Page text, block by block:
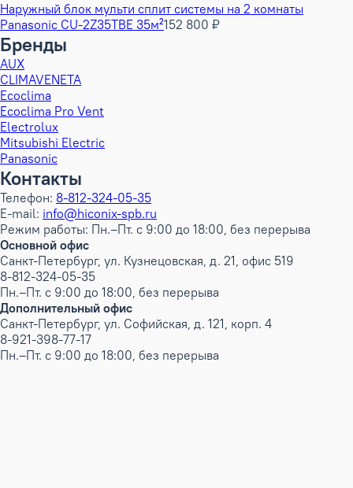
Наружный блок мульти сплит системы на 2 комнаты
Panasonic CU-2Z35TBE 35м²152 800 ₽
Бренды
AUX
CLIMAVENETA
Ecoclima
Ecoclima Pro Vent
Electrolux
Mitsubishi Electric
Panasonic
Контакты
Телефон: 8-812-324-05-35
E-mail: info@hiconix-spb.ru
Режим работы: Пн.–Пт. с 9:00 до 18:00, без перерыва
Основной офис
Санкт-Петербург, ул. Кузнецовская, д. 21, офис 519
8-812-324-05-35
Пн.–Пт. с 9:00 до 18:00, без перерыва
Дополнительный офис
Санкт-Петербург, ул. Софийская, д. 121, корп. 4
8-921-398-77-17
Пн.–Пт. с 9:00 до 18:00, без перерыва